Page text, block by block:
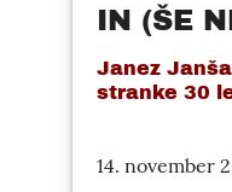
IN (ŠE
Janez
stranke 30
14. november